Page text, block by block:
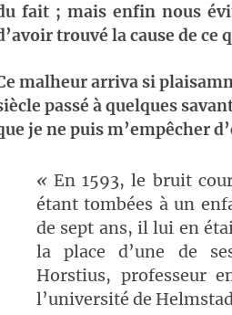
fait ; mais enfin nous
trouvé la cause de ce
malheur arriva si
passé à quelques
je ne puis m’empêcher
«En 1593, le bruit
étant tombées à un
de sept ans, il lui en
la place d’une de
Horstius, professeur
l’université de